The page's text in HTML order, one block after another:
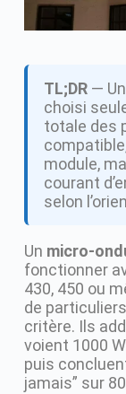
TL;DR— Un
choisi
totale des
module,
courant
selon
Un micro-
fonctionner
430, 450 ou
de
critère. Ils
voient 1000
puis
jamais” sur